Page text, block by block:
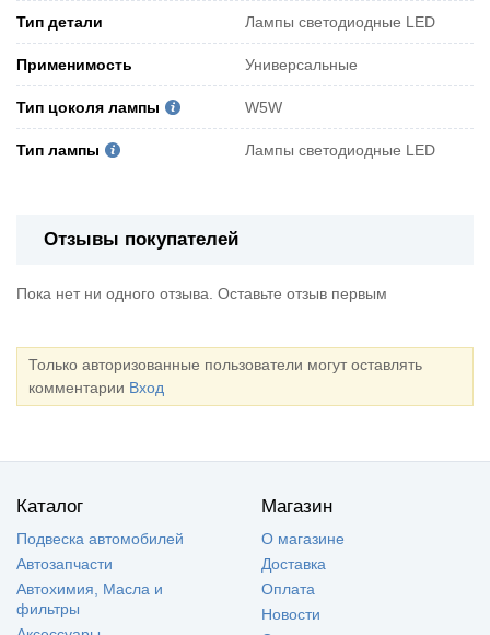
Тип детали Лампы светодиодные LED
Применимость Универсальные
Тип цоколя лампы W5W
Тип лампы Лампы светодиодные LED
Отзывы покупателей
Пока нет ни одного отзыва. Оставьте отзыв первым
Только авторизованные пользователи могут оставлять
комментарии Вход
Каталог
Подвеска автомобилей
Автозапчасти
Автохимия, Масла и
фильтры
Магазин
О магазине
Доставка
Оплата
Новости